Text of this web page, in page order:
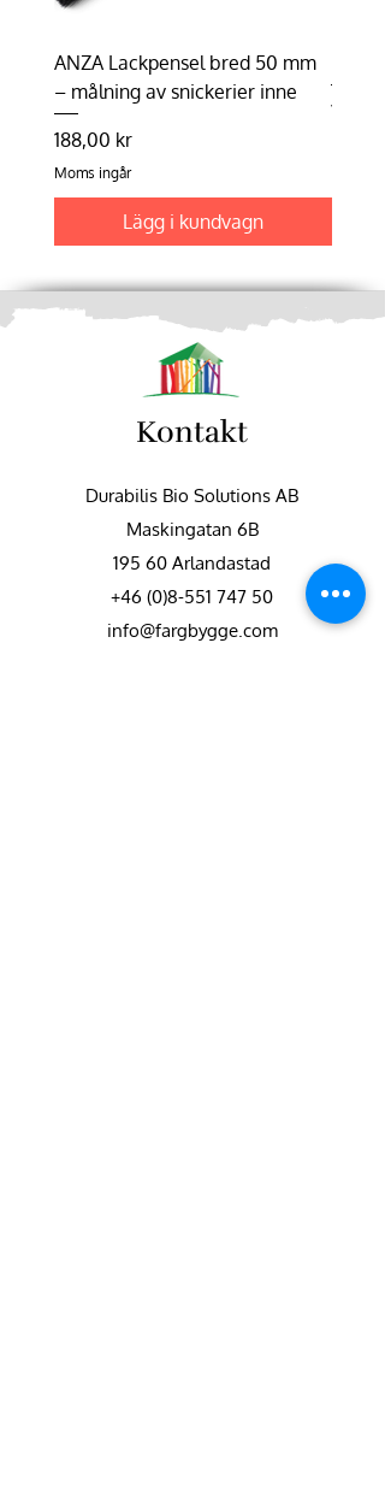
ANZA Lackpensel bred 50 mm
– målning av snickerier inne
Pris
188,00 kr
Moms ingår
Lägg i kundvagn
Pris
198,75
Kontakt
Durabilis Bio Solutions AB
Maskingatan 6B
195 60 Arlandastad
+46 (0)8-551 747 50
info@fargbygge.com